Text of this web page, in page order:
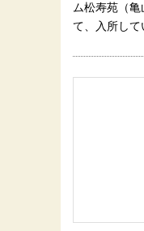
ム松寿苑（
て、入所して